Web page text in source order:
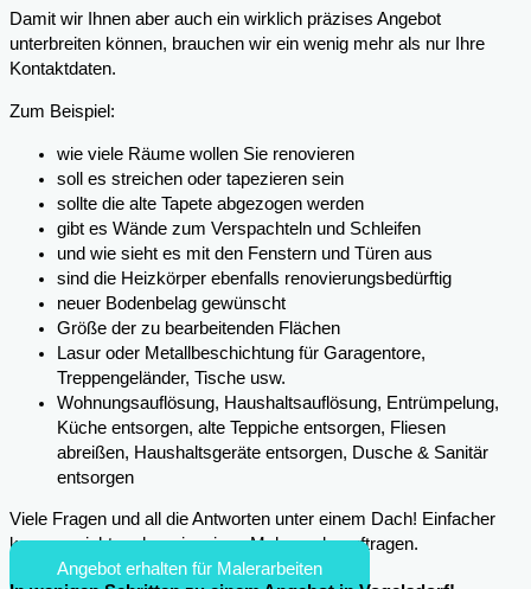
Damit wir Ihnen aber auch ein wirklich präzises Angebot
unterbreiten können, brauchen wir ein wenig mehr als nur Ihre
Kontaktdaten.
Zum Beispiel:
wie viele Räume wollen Sie renovieren
soll es streichen oder tapezieren sein
sollte die alte Tapete abgezogen werden
gibt es Wände zum Verspachteln und Schleifen
und wie sieht es mit den Fenstern und Türen aus
sind die Heizkörper ebenfalls renovierungsbedürftig
neuer Bodenbelag gewünscht
Größe der zu bearbeitenden Flächen
Lasur oder Metallbeschichtung für Garagentore,
Treppengeländer, Tische usw.
Wohnungsauflösung, Haushaltsauflösung, Entrümpelung,
Küche entsorgen, alte Teppiche entsorgen, Fliesen
abreißen, Haushaltsgeräte entsorgen, Dusche & Sanitär
entsorgen
Viele Fragen und all die Antworten unter einem Dach! Einfacher
kann es nicht mehr sein, einen Maler zu beauftragen.
Angebot erhalten für Malerarbeiten